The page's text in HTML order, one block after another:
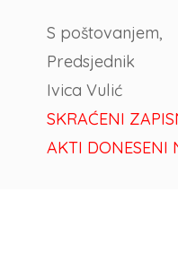
S poštovanjem,
Predsjednik
Ivica Vulić
SKRAĆENI
AKTI DONESENI